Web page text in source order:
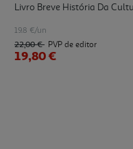
Livro Breve História Da
19.8 €/un
22,00 € PVP de editor
19,80 €